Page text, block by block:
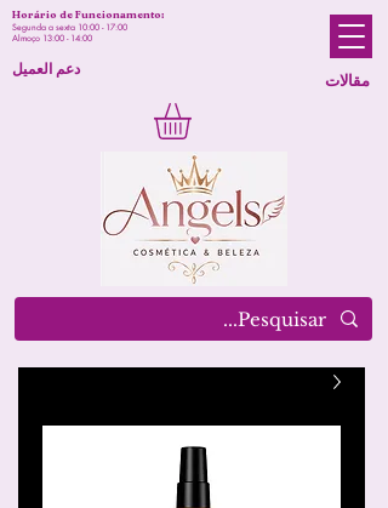
مقالات
Horário de Funcionamento:
Segunda a sexta 10:00 - 17:00
Almoço 13:00 - 14:00
دعم العميل